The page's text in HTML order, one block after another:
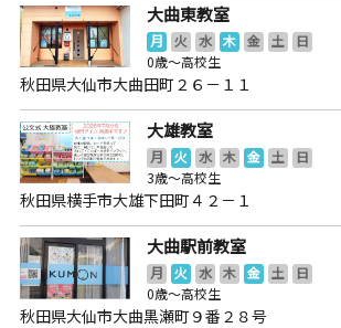
大曲東教室
月 火 水 木 金 土
日
0歳～高校生
秋田県大仙市大曲田町２６－１１
大雄教室
月 火 水 木 金 土
日
3歳～高校生
秋田県横手市大雄下田町４２－１
大曲駅前教室
月 火 水 木 金 土
日
0歳～高校生
秋田県大仙市大曲黒瀬町９番２８号